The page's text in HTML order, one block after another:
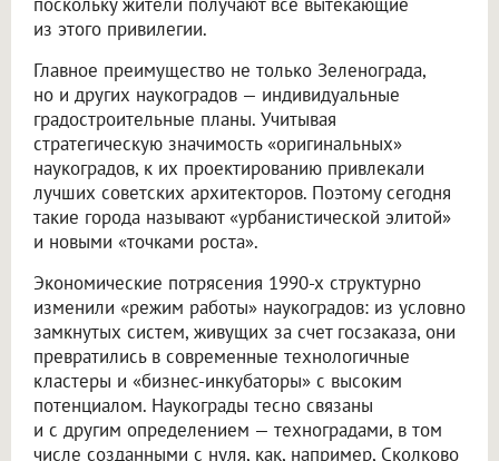
из этого привилегии.
Главное преимущество не только Зеленограда,
но и других наукоградов — индивидуальные
градостроительные планы. Учитывая
стратегическую значимость «оригинальных»
наукоградов, к их проектированию привлекали
лучших советских архитекторов. Поэтому сегодня
такие города называют «урбанистической элитой»
и новыми «точками роста».
Экономические потрясения 1990-х структурно
изменили «режим работы» наукоградов: из условно
замкнутых систем, живущих за счет госзаказа, они
превратились в современные технологичные
кластеры и «бизнес-инкубаторы» с высоким
потенциалом. Наукограды тесно связаны
и с другим определением — техноградами, в том
числе созданными с нуля, как, например, Сколково